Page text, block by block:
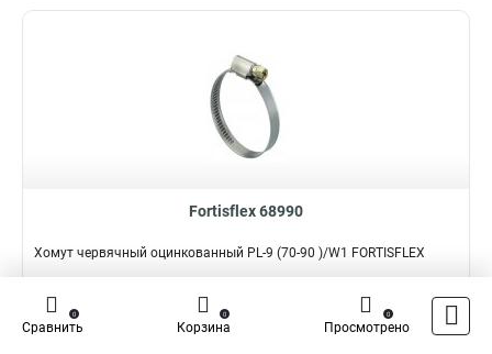
Fortisflex 68990
Хомут червячный оцинкованный PL-9 (70-90 )/W1 FORTISFLEX
Подробнее Сравнить
Наличие:
Сравнить
0
Корзина
0
Просмотрено
0